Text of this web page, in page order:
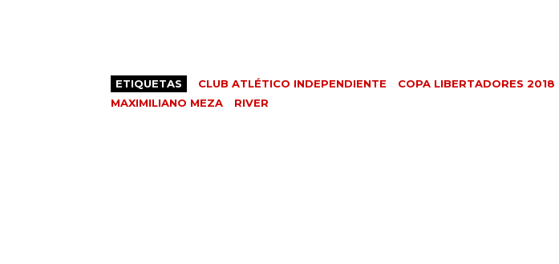
ETIQUETAS CLUB ATLÉTICO INDEPENDIENTE
COPA LIBERTADORES 2018
MAXIMILIANO MEZA
RIVER